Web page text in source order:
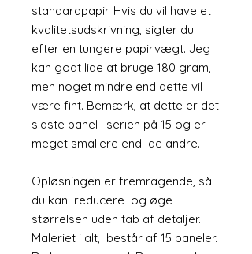
standardpapir. Hvis du vil have et
kvalitetsudskrivning, sigter du
efter en tungere papirvægt. Jeg
kan godt lide at bruge 180 gram,
men noget mindre end dette vil
være fint. Bemærk, at dette er det
sidste panel i serien på 15 og er
meget smallere end de andre.
Opløsningen er fremragende, så
du kan reducere og øge
størrelsen uden tab af detaljer.
Maleriet i alt, består af 15 paneler.